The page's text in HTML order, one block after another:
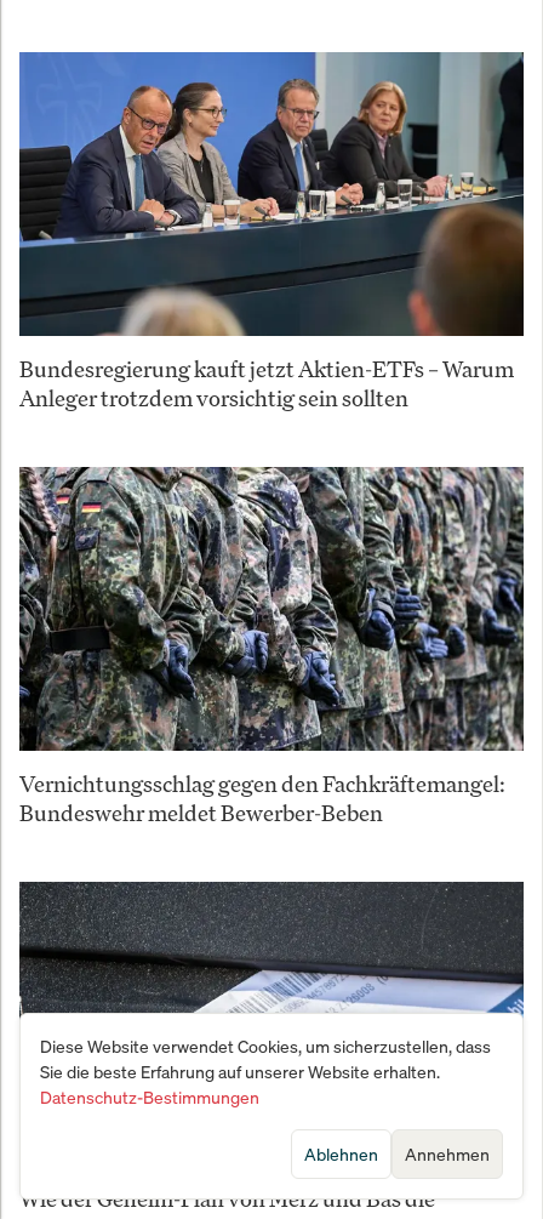
Bundesregierung kauft jetzt Aktien-ETFs – Warum
Anleger trotzdem vorsichtig sein sollten
Vernichtungsschlag gegen den Fachkräftemangel:
Bundeswehr meldet Bewerber-Beben
Wie der Geheim-Plan von Merz und Bas die
Diese Website verwendet Cookies, um sicherzustellen, dass
Sie die beste Erfahrung auf unserer Website erhalten.
Datenschutz-Bestimmungen
Annehmen
Ablehnen